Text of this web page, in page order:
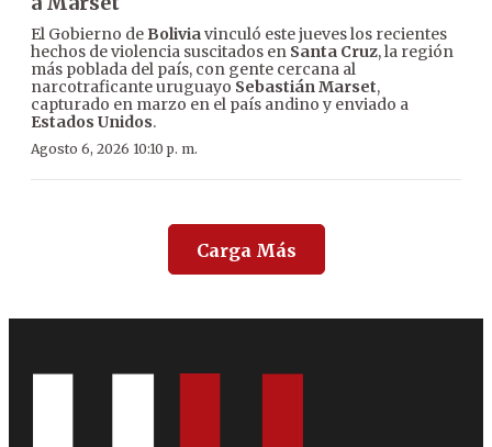
El Gobierno de Boliviavinculó este jueves los recientes
hechos de violencia suscitados en Santa Cruz, la región
más poblada del país, con gente cercana al
narcotraficante uruguayo Sebastián Marset,
capturado en marzo en el país andino y enviado a
Estados Unidos.
Agosto 6, 2026 10:10 p. m.
Carga Más